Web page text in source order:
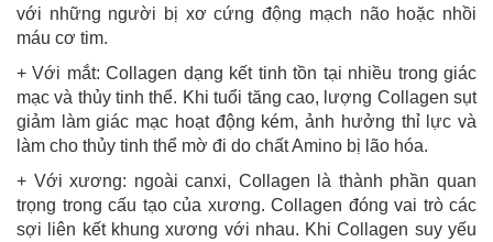
với những người bị xơ cứng động mạch não hoặc nhồi
máu cơ tim.
+ Với mắt: Collagen dạng kết tinh tồn tại nhiều trong giác
mạc và thủy tinh thể. Khi tuổi tăng cao, lượng Collagen sụt
giảm làm giác mạc hoạt động kém, ảnh hưởng thỉ lực và
làm cho thủy tinh thể mờ đi do chất Amino bị lão hóa.
+ Với xương: ngoài canxi, Collagen là thành phần quan
trọng trong cấu tạo của xương. Collagen đóng vai trò các
sợi liên kết khung xương với nhau. Khi Collagen suy yếu